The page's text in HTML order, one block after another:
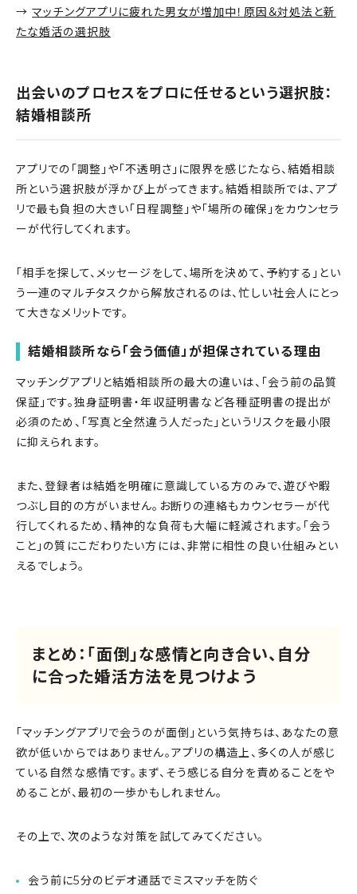
→マッチングアプリに疲れた男女が増加中！原因＆対処法と新
たな婚活の選択肢
出会いのプロセスをプロに任せるという選択肢：
結婚相談所
アプリでの「調整」や「不透明さ」に限界を感じたなら、結婚相談
所という選択肢が浮かび上がってきます。結婚相談所では、アプ
リで最も負担の大きい「日程調整」や「場所の確保」をカウンセラ
ーが代行してくれます。
「相手を探して、メッセージをして、場所を決めて、予約する」とい
う一連のマルチタスクから解放されるのは、忙しい社会人にとっ
て大きなメリットです。
結婚相談所なら「会う価値」が担保されている理由
マッチングアプリと結婚相談所の最大の違いは、「会う前の品質
保証」です。独身証明書・年収証明書など各種証明書の提出が
必須のため、「写真と全然違う人だった」というリスクを最小限
に抑えられます。
また、登録者は結婚を明確に意識している方のみで、遊びや暇
つぶし目的の方がいません。お断りの連絡もカウンセラーが代
行してくれるため、精神的な負荷も大幅に軽減されます。「会う
こと」の質にこだわりたい方には、非常に相性の良い仕組みとい
えるでしょう。
まとめ：「面倒」な感情と向き合い、自分
に合った婚活方法を見つけよう
「マッチングアプリで会うのが面倒」という気持ちは、あなたの意
欲が低いからではありません。アプリの構造上、多くの人が感じ
ている自然な感情です。まず、そう感じる自分を責めることをや
めることが、最初の一歩かもしれません。
その上で、次のような対策を試してみてください。
会う前に5分のビデオ通話でミスマッチを防ぐ